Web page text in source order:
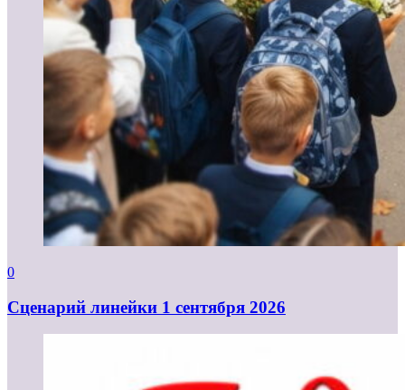
0
Cценарий линейки 1 сентября 2026